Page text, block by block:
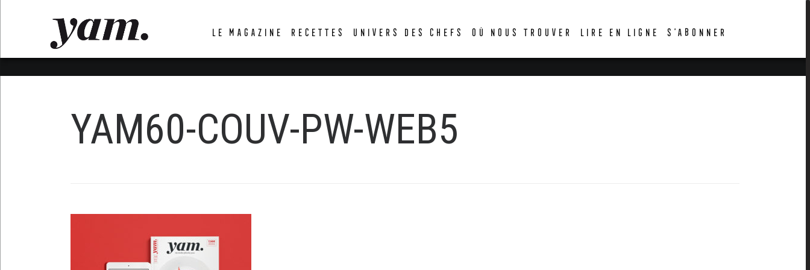
LE MAGAZINE RECETTES UNIVERS DES CHEFS OÙ NOUS TROUVER LIRE EN LIGNE S’ABONNER
YAM60-COUV-PW-WEB5